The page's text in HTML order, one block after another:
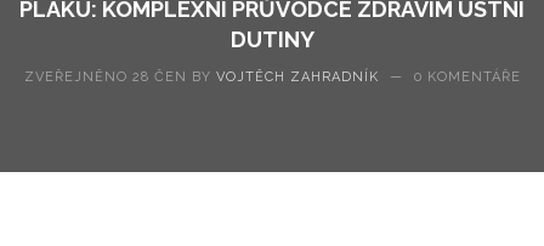
PLAKU: KOMPLEXNÍ PRŮVODCE ZDRAVÍM ÚSTNÍ
DUTINY
ZVEŘEJNĚNO 28 ČEN BY VOJTĚCH ZAHRADNÍK — 0 KOMENTÁŘE